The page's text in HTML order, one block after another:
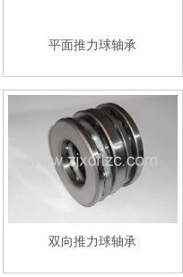
平面推力球轴承
双向推力球轴承